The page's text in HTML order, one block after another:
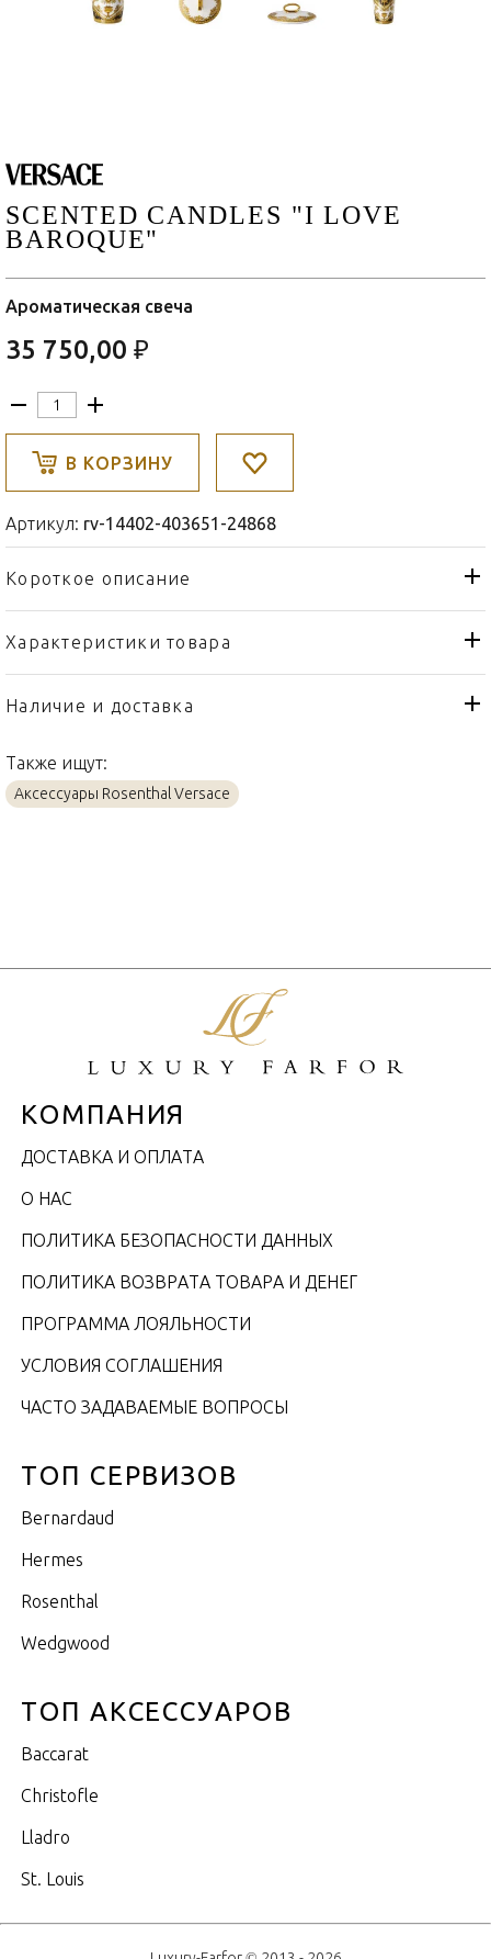
SCENTED CANDLES "I LOVE
BAROQUE"
Ароматическая свеча
35 750,00 ₽
В КОРЗИНУ
Артикул: rv-14402-403651-24868
Короткое описание
Характеристики товара
Тип товара
Свеча
Бренд
Страна производителя
Материал
Золото, Фарфор
Наличие и доставка
Также ищут:
Аксессуары Rosenthal Versace
КОМПАНИЯ
ДОСТАВКА И ОПЛАТА
О НАС
ПОЛИТИКА БЕЗОПАСНОСТИ ДАННЫХ
ПОЛИТИКА ВОЗВРАТА ТОВАРА И ДЕНЕГ
ПРОГРАММА ЛОЯЛЬНОСТИ
УСЛОВИЯ СОГЛАШЕНИЯ
ЧАСТО ЗАДАВАЕМЫЕ ВОПРОСЫ
ТОП СЕРВИЗОВ
Bernardaud
Hermes
Rosenthal
Wedgwood
ТОП АКСЕССУАРОВ
Baccarat
Christofle
Lladro
St. Louis